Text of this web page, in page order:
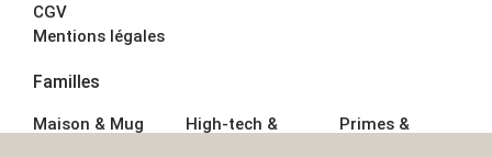
CGV
Mentions légales
Familles
Maison & Mug
High-tech &
Primes &